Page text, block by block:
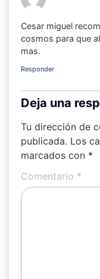
Cesar miguel
cosmos para que
mas.
Responder
Deja una
Tu dirección de
publicada. Los
marcados con *
Comentario *